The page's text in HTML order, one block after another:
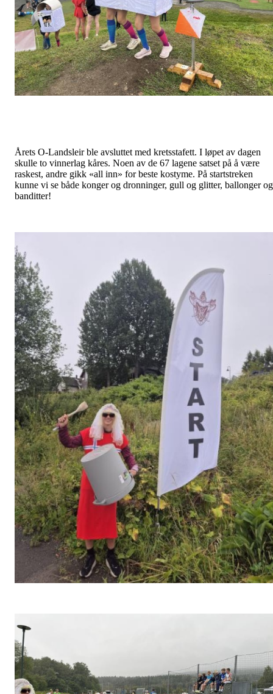
Årets O-Landsleir ble avsluttet med kretsstafett. I løpet av dagen
skulle to vinnerlag kåres. Noen av de 67 lagene satset på å være
raskest, andre gikk «all inn» for beste kostyme. På startstreken
kunne vi se både konger og dronninger, gull og glitter, ballonger og
banditter!